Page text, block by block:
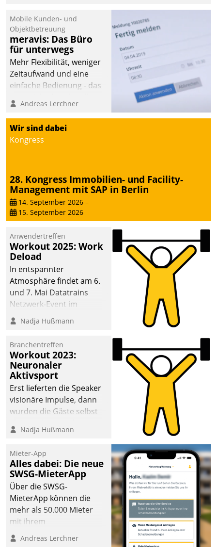
integrieren.
Mobile Kunden- und
Objektbetreuung
meravis: Das Büro
für unterwegs
Mehr Flexibilität, weniger
Zeitaufwand und eine
einfache Bedienung - das
Cockpit für mobile
Mitarbeiter von
Datatrain. Die meravis
Wohnungsbau- und
der Lösung über die SAP
Cloud Platform
entschieden - als erstes
Unternehmen am
Andreas Lerchner
Wir sind dabei
Kongress
28. Kongress Immobilien- und Facility-
Management mit SAP in Berlin
14. September 2026 –
15. September 2026
Anwendertreffen
Workout 2025: Work
Deload
In entspannter
Atmosphäre findet am 6.
und 7. Mai Datatrains
Netzwerk-Event im
Kunden- und Partnerkreis
statt. Zentrale Frage: Wie
Mammutprojekte
meistern und Workloads
wuppen – bei zunehmend
anspruchsvollen
Aufgaben und
abnehmendem
Nadja Hußmann
Branchentreffen
Workout 2023:
Neuronaler
Aktivsport
Erst lieferten die Speaker
visionäre Impulse, dann
wurden die Gäste selbst
methodisch
Quartier. Dazwischen
zeigte Datatrain, was es
Neues zu bieten hat.
Nadja Hußmann
Mieter-App
Alles dabei: Die neue
SWSG-MieterApp
Über die SWSG-
MieterApp können die
mehr als 50.000 Mieter
mit ihrem
Wohnungsunternehmen
kommunizieren, auf dem
Andreas Lerchner